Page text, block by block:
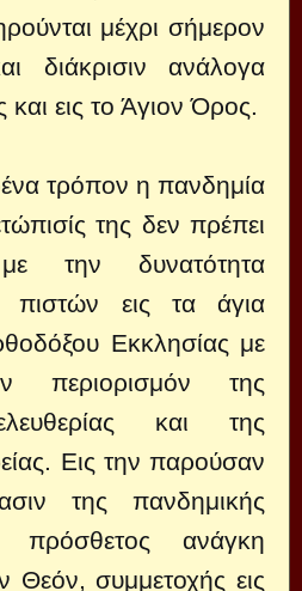
μέχρι σήμερον
διάκρισιν ανάλογα
εις το Άγιον Όρος.
τρόπον η πανδημία
της δεν πρέπει
την δυνατότητα
πιστών εις τα άγια
Εκκλησίας με
περιορισμόν της
και της
Εις την παρούσαν
της πανδημικής
πρόσθετος ανάγκη
Θεόν, συμμετοχής εις